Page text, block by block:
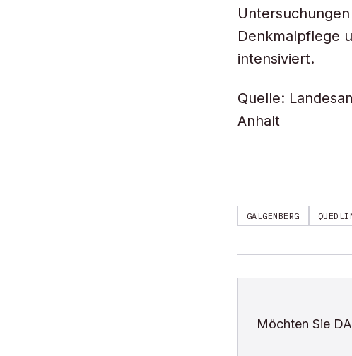
Denkmalpflege
intensiviert.
Quelle:
Anhalt
GALGENBERG
Möchten Sie